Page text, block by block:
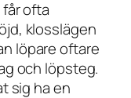
ofta
klosslägen
löpare oftare
och löpsteg.
sig ha en